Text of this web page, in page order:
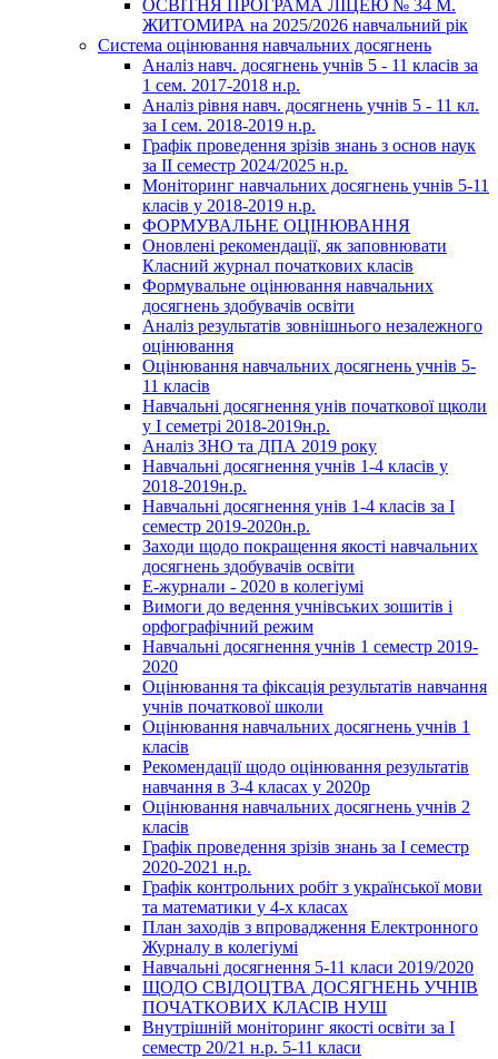
ОСВІТНЯ ПРОГРАМА ЛІЦЕЮ № 34 М.
ЖИТОМИРА на 2025/2026 навчальний рік
Система оцінювання навчальних досягнень
Аналіз навч. досягнень учнів 5 - 11 класів за
1 сем. 2017-2018 н.р.
Аналіз рівня навч. досягнень учнів 5 - 11 кл.
за І сем. 2018-2019 н.р.
Графік проведення зрізів знань з основ наук
за ІІ семестр 2024/2025 н.р.
Моніторинг навчальних досягнень учнів 5-11
класів у 2018-2019 н.р.
ФОРМУВАЛЬНЕ ОЦІНЮВАННЯ
Оновлені рекомендації, як заповнювати
Класний журнал початкових класів
Формувальне оцінювання навчальних
досягнень здобувачів освіти
Аналіз результатів зовнішнього незалежного
оцінювання
Оцінювання навчальних досягнень учнів 5-
11 класів
Навчальні досягнення унів початкової щколи
у І семетрі 2018-2019н.р.
Аналіз ЗНО та ДПА 2019 року
Навчальні досягнення учнів 1-4 класів у
2018-2019н.р.
Навчальні досягнення унів 1-4 класів за І
семестр 2019-2020н.р.
Заходи щодо покращення якості навчальних
досягнень здобувачів освіти
Е-журнали - 2020 в колегіумі
Вимоги до ведення учнівських зошитів і
орфографічний режим
Навчальні досягнення учнів 1 семестр 2019-
2020
Оцінювання та фіксація результатів навчання
учнів початкової школи
Оцінювання навчальних досягнень учнів 1
класів
Рекомендації щодо оцінювання результатів
навчання в 3-4 класах у 2020р
Оцінювання навчальних досягнень учнів 2
класів
Графік проведення зрізів знань за І семестр
2020-2021 н.р.
Графік контрольних робіт з української мови
та математики у 4-х класах
План заходів з впровадження Електронного
Журналу в колегіумі
Навчальні досягнення 5-11 класи 2019/2020
ЩОДО СВІДОЦТВА ДОСЯГНЕНЬ УЧНІВ
ПОЧАТКОВИХ КЛАСІВ НУШ
Внутрішній моніторинг якості освіти за І
семестр 20/21 н.р. 5-11 класи